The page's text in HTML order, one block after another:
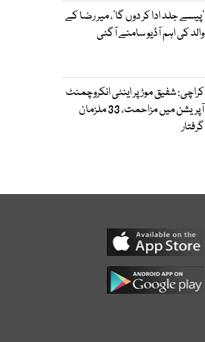
’پیسے جلد ادا کر دوں گا‘، میر رضا کے
والد کی اہم آڈیو سامنے آگئی
کراچی: شفیق موڑ پر اینٹی انکروچمنٹ
آپریشن میں مزاحمت، 33 ملزمان
گرفتار